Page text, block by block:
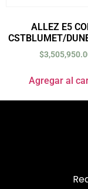
ALLEZ E5
CSTBLUMET/
$
Agregar al